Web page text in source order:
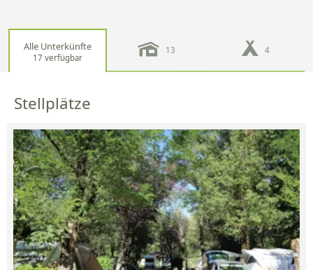
Alle Unterkünfte
17 verfügbar
13 4
Stellplätze